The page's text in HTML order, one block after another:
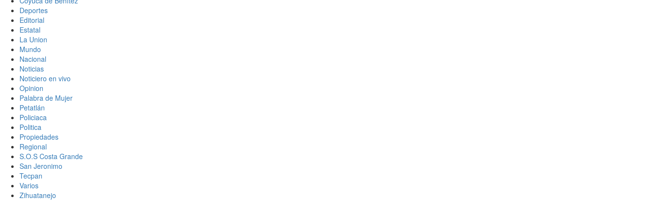
Deportes
Editorial
Estatal
La Union
Mundo
Nacional
Noticias
Noticiero en vivo
Opinion
Palabra de Mujer
Petatlán
Policiaca
Politica
Propiedades
Regional
S.O.S Costa Grande
San Jeronimo
Tecpan
Varios
Zihuatanejo